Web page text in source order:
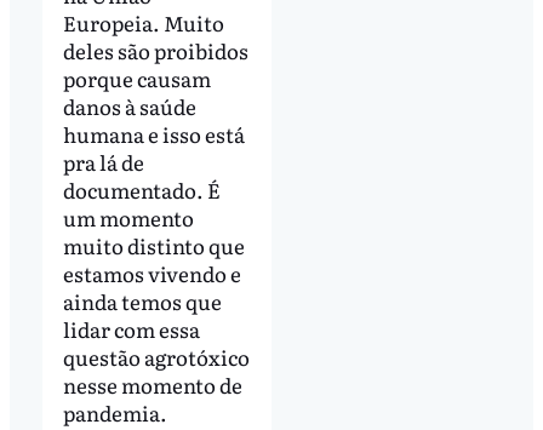
Europeia. Muito
deles são proibidos
porque causam
danos à saúde
humana e isso está
pra lá de
documentado. É
um momento
muito distinto que
estamos vivendo e
ainda temos que
lidar com essa
questão agrotóxico
nesse momento de
pandemia.